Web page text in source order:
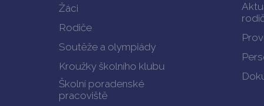
Žáci
Rodiče
Soutěže a olympiády
Kroužky školního klubu
Školní poradenské
pracoviště